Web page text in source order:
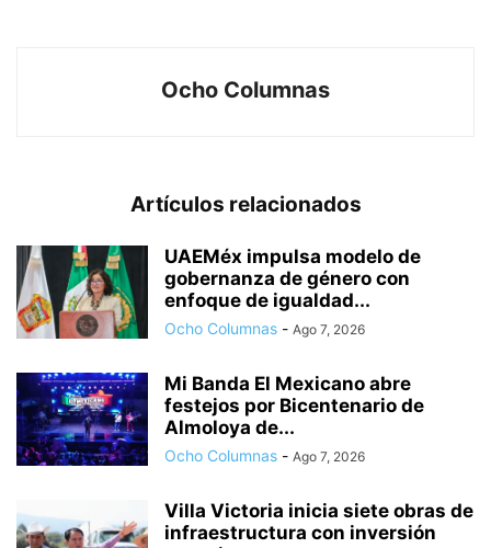
Ocho Columnas
Artículos relacionados
UAEMéx impulsa modelo de
gobernanza de género con
enfoque de igualdad...
Ocho Columnas - Ago 7, 2026
Mi Banda El Mexicano abre
festejos por Bicentenario de
Almoloya de...
Ocho Columnas - Ago 7, 2026
Villa Victoria inicia siete obras de
infraestructura con inversión